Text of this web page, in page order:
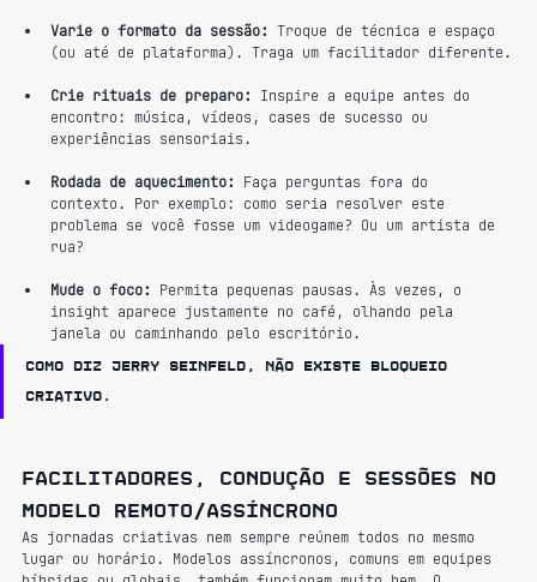
Varie o formato da sessão: Troque de técnica e espaço
(ou até de plataforma). Traga um facilitador diferente.
Crie rituais de preparo:
Inspire a equipe antes do
encontro: música, vídeos, cases de sucesso ou
experiências sensoriais.
Rodada de aquecimento:
Faça perguntas fora do
contexto. Por exemplo: como seria resolver este
problema se você fosse um videogame? Ou um artista de
rua?
Mude o foco:
Permita pequenas pausas. Às vezes, o
insight aparece justamente no café, olhando pela
janela ou caminhando pelo escritório.
Como diz Jerry Seinfeld, não existe bloqueio
criativo.
Facilitadores, condução e sessões no
modelo remoto/assíncrono
As jornadas criativas nem sempre reúnem todos no mesmo
lugar ou horário. Modelos assíncronos, comuns em equipes